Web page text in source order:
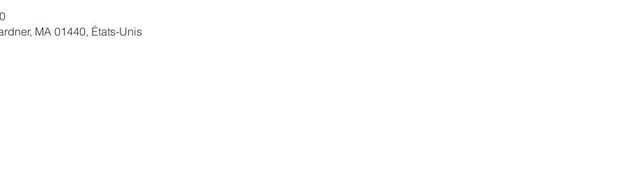
MA 01440, États-Unis